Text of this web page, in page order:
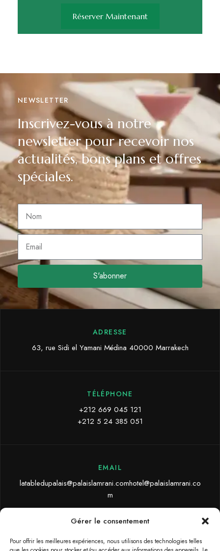
Gérer le consentement
Pour offrir les meilleures expériences, nous utilisons des technologies telles
Réserver Maintenant
NEWSLETTER
Inscrivez-vous à notre
newsletter pour recevoir nos
actualités, bons plans et offres
spéciales.
S'abonner
ADRESSE
63, rue Sidi el Yamani Médina 40000 Marrakech
TÉLÉPHONE
+212 669 045 121
+212 5 24 385 051
EMAIL
latabledupalais@palaislamrani.comhotel@palaislamrani.co
m
SOCIAL